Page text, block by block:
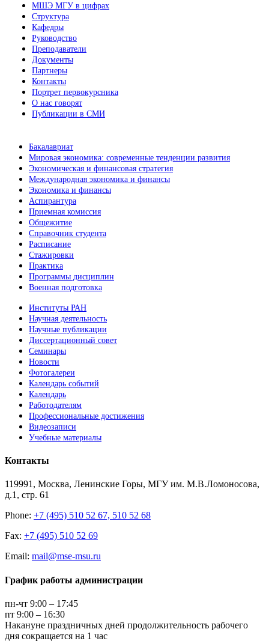
МШЭ МГУ в цифрах
Структура
Кафедры
Руководство
Преподаватели
Документы
Партнеры
Контакты
Портрет первокурсника
О нас говорят
Публикации в СМИ
Бакалавриат
Мировая экономика: современные тенденции развития
Экономическая и финансовая стратегия
Международная экономика и финансы
Экономика и финансы
Аспирантура
Приемная комиссия
Общежитие
Справочник студента
Расписание
Стажировки
Практика
Программы дисциплин
Военная подготовка
Институты РАН
Научная деятельность
Научные публикации
Диссертационный совет
Семинары
Новости
Фотогалереи
Календарь событий
Календарь
Работодателям
Профессиональные достижения
Видеозаписи
Учебные материалы
Контакты
119991, Москва, Ленинские Горы, МГУ им. М.В.Ломоносова,
д.1, стр. 61
Phone: +7 (495) 510 52 67, 510 52 68
Fax: +7 (495) 510 52 69
Email: mail@mse-msu.ru
График работы администрации
пн-чт 9:00 – 17:45
пт 9:00 – 16:30
Накануне праздничных дней продолжительность рабочего
дня сокращается на 1 час